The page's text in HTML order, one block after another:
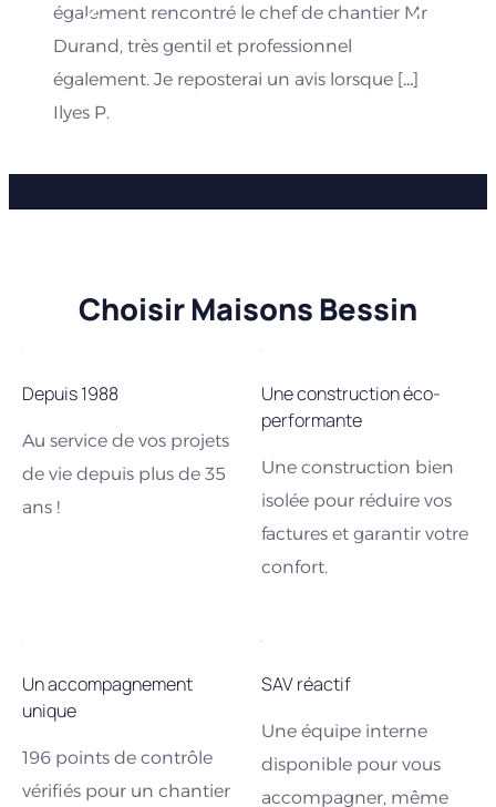
également rencontré le chef de chantier Mr
Durand, très gentil et professionnel
également. Je reposterai un avis lorsque […]
Ilyes P.
Choisir Maisons Bessin
Depuis 1988
Au service de vos projets
de vie depuis plus de 35
ans !
Une construction éco-
performante
Une construction bien
isolée pour réduire vos
factures et garantir votre
confort.
Un accompagnement
unique
196 points de contrôle
vérifiés pour un chantier
SAV réactif
Une équipe interne
disponible pour vous
accompagner, même